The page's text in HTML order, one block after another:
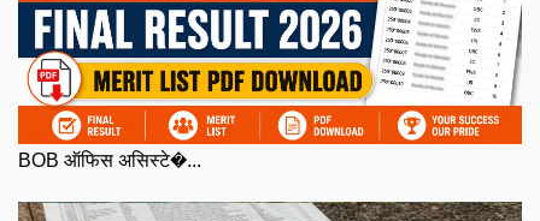
BOB ऑफिस असिस्टे�...